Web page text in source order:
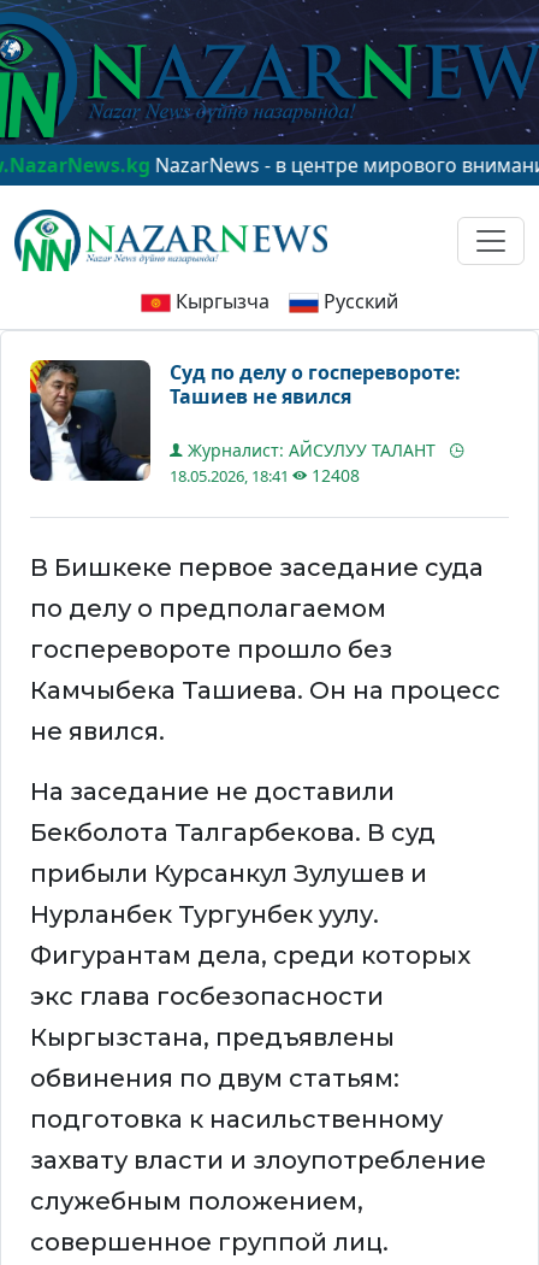
NazarNews - в центре мирового внимания!
Кыргызча Русский
Суд по делу о госперевороте:
Ташиев не явился
Журналист: АЙСУЛУУ ТАЛАНТ
18.05.2026, 18:41 12408
В Бишкеке первое заседание суда
по делу о предполагаемом
госперевороте прошло без
Камчыбека Ташиева. Он на процесс
не явился.
На заседание не доставили
Бекболота Талгарбекова. В суд
прибыли Курсанкул Зулушев и
Нурланбек Тургунбек уулу.
Фигурантам дела, среди которых
экс глава госбезопасности
Кыргызстана, предъявлены
обвинения по двум статьям:
подготовка к насильственному
захвату власти и злоупотребление
служебным положением,
совершенное группой лиц.